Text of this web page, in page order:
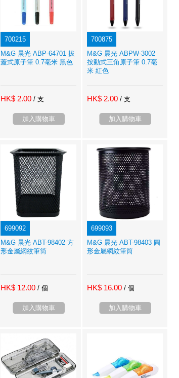
700215
M&G 晨光 ABP-64701 拔
蓋式原子筆 0.7亳米 黑色
HK$ 2.00 / 支
加入購物車
700875
M&G 晨光 ABPW-3002
按動式三角原子筆 0.7亳
米 紅色
HK$ 2.00 / 支
加入購物車
699092
M&G 晨光 ABT-98402 方
形金屬網紋筆筒
HK$ 12.00 / 個
加入購物車
699093
M&G 晨光 ABT-98403 圓
形金屬網紋筆筒
HK$ 16.00 / 個
加入購物車